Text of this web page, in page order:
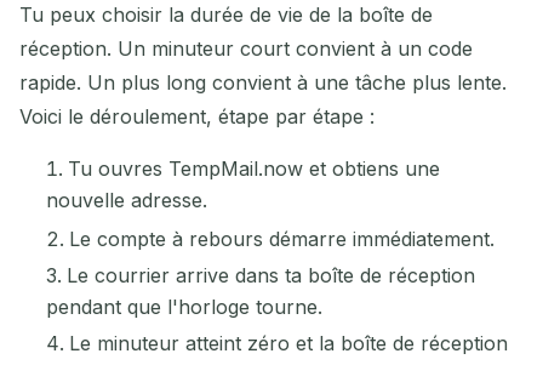
Tu peux choisir la durée de vie de la boîte de
réception. Un minuteur court convient à un code
rapide. Un plus long convient à une tâche plus lente.
Voici le déroulement, étape par étape :
Tu ouvres TempMail.now et obtiens une
nouvelle adresse.
Le compte à rebours démarre immédiatement.
Le courrier arrive dans ta boîte de réception
pendant que l'horloge tourne.
Le minuteur atteint zéro et la boîte de réception